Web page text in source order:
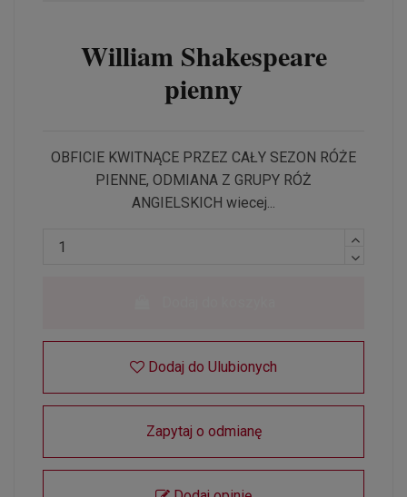
William Shakespeare
pienny
OBFICIE KWITNĄCE PRZEZ CAŁY SEZON RÓŻE
PIENNE, ODMIANA Z GRUPY RÓŻ
ANGIELSKICH wiecej...
Dodaj do Ulubionych
Zapytaj o odmianę